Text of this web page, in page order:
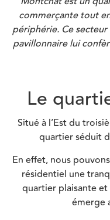
commerçante tout
périphérie. Ce
pavillonnaire lui
Le
Situé à l’Est du
quartier séduit
En effet, nous
résidentiel une
quartier plaisante
émerge